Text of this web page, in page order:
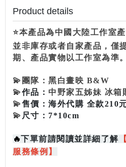
Product details
⭐本產品為中國大陸工作室
並非庫存或者自家產品，僅
期、產品實物以工作室為準。
💫 團隊： 黑白畫映 B&W
💫作品： 中野家五姊妹 冰箱
💫售價： 海外代購 全款210
💫 尺寸： 7*10cm
🔥下單前請閱讀並詳細了解 【
服務條例】